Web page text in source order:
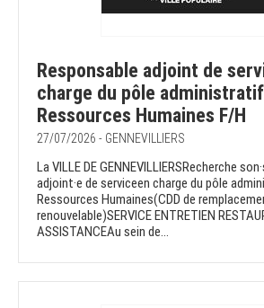
Responsable adjoint de
charge du pôle
Ressources Humaines F/H
27/07/2026 - GENNEVILLIERS
La VILLE DE GENNEVILLIERSRecherche
adjoint·e de serviceen charge du pôle
Ressources Humaines(CDD de
renouvelable)SERVICE ENTRETIEN
ASSISTANCEAu sein de...